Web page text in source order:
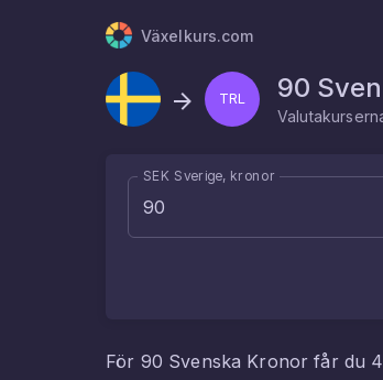
Växelkurs.com
TRL 90
SEK Sverige, kronor
För 90 Svenska Kronor får du